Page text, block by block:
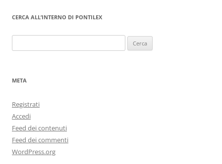
CERCA ALL’INTERNO DI PONTILEX
per:
META
Registrati
Accedi
Feed dei contenuti
Feed dei commenti
WordPress.org